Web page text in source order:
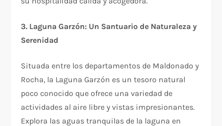
3. Laguna Garzón: Un Santuario de Naturaleza y
Serenidad
Situada entre los departamentos de Maldonado y
Rocha, la Laguna Garzón es un tesoro natural
poco conocido que ofrece una variedad de
actividades al aire libre y vistas impresionantes.
Explora las aguas tranquilas de la laguna en